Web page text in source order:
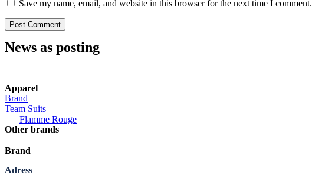
Save my name, email, and website in this browser for the next time I comment.
News as posting
Apparel
Brand
Team Suits
Flamme Rouge
Other brands
Brand
Adress